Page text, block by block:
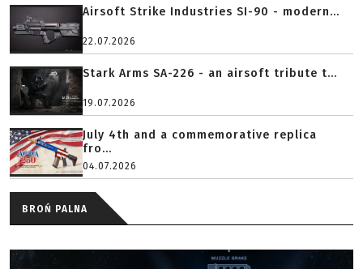
Airsoft Strike Industries SI-90 - modern...
22.07.2026
Stark Arms SA-226 - an airsoft tribute t...
19.07.2026
July 4th and a commemorative replica
fro...
04.07.2026
BROŃ PALNA